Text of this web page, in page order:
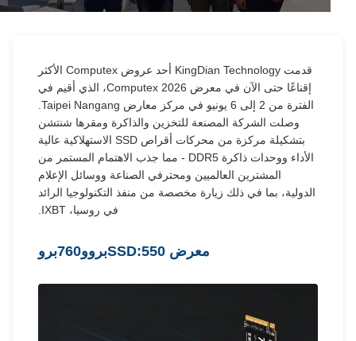
قدمت KingDian Technology أحد عروض Computex الأكثر
إقناعًا حتى الآن في معرض Computex 2026، الذي أقيم في
الفترة من 2 إلى 6 يونيو في مركز معارض Taipei Nangang.
وصلت الشركة المصنعة للتخزين والذاكرة ومقرها شنتشن
بتشكيلة مركزة من محركات أقراص SSD الاستهلاكية عالية
الأداء ووحدات ذاكرة DDR5 - مما جذب الاهتمام المستمر من
المشترين العالميين ومحترفي الصناعة ووسائل الإعلام
الدولية، بما في ذلك زيارة مخصصة من منفذ التكنولوجيا الرائد
في روسيا، IXBT.
معرض SSD: 550برو و760برو